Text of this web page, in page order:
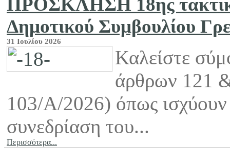
Δημοτικού Συμβουλίου
31 Ιουλίου 2026
Καλείστε
άρθρων 121
103/Α/2026) όπως ισχύουν
συνεδρίαση του...
Περισσότερα...